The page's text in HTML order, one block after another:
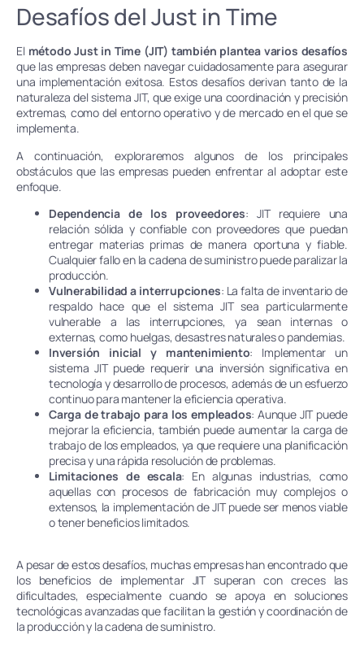
Desafíos del Just in Time
El método Just in Time (JIT) también plantea varios desafíos
que las empresas deben navegar cuidadosamente para asegurar
una implementación exitosa. Estos desafíos derivan tanto de la
naturaleza del sistema JIT, que exige una coordinación y precisión
extremas, como del entorno operativo y de mercado en el que se
implementa.
A continuación, exploraremos algunos de los principales
obstáculos que las empresas pueden enfrentar al adoptar este
enfoque.
Dependencia de los proveedores: JIT requiere una
relación sólida y confiable con proveedores que puedan
entregar materias primas de manera oportuna y fiable.
Cualquier fallo en la cadena de suministro puede paralizar la
producción.
Vulnerabilidad a interrupciones: La falta de inventario de
respaldo hace que el sistema JIT sea particularmente
vulnerable a las interrupciones, ya sean internas o
externas, como huelgas, desastres naturales o pandemias.
Inversión inicial y mantenimiento: Implementar un
sistema JIT puede requerir una inversión significativa en
tecnología y desarrollo de procesos, además de un esfuerzo
continuo para mantener la eficiencia operativa.
Carga de trabajo para los empleados: Aunque JIT puede
mejorar la eficiencia, también puede aumentar la carga de
trabajo de los empleados, ya que requiere una planificación
precisa y una rápida resolución de problemas.
Limitaciones de escala: En algunas industrias, como
aquellas con procesos de fabricación muy complejos o
extensos, la implementación de JIT puede ser menos viable
o tener beneficios limitados.
A pesar de estos desafíos, muchas empresas han encontrado que
los beneficios de implementar JIT superan con creces las
dificultades, especialmente cuando se apoya en soluciones
tecnológicas avanzadas que facilitan la gestión y coordinación de
la producción y la cadena de suministro.